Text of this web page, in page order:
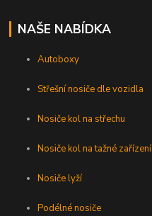
NAŠE NABÍDKA
Autoboxy
Střešní nosiče dle vozidla
Nosiče kol na střechu
Nosiče kol na tažné zařízení
Nosiče lyží
Podélné nosiče